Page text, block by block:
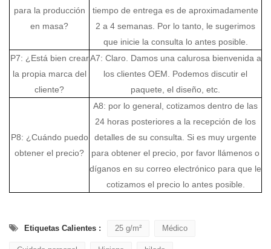
para la producción
en masa?
tiempo de entrega es de aproximadamente
2 a 4 semanas. Por lo tanto, le sugerimos
que inicie la consulta lo antes posible.
P7: ¿Está bien crear
la propia marca del
cliente?
A7: Claro. Damos una calurosa bienvenida a
los clientes OEM. Podemos discutir el
paquete, el diseño, etc.
P8: ¿Cuándo puedo
obtener el precio?
A8: por lo general, cotizamos dentro de las
24 horas posteriores a la recepción de los
detalles de su consulta. Si es muy urgente
para obtener el precio, por favor llámenos o
díganos en su correo electrónico para que le
cotizamos el precio lo antes posible.
Etiquetas Calientes : 25 g/m² Médico